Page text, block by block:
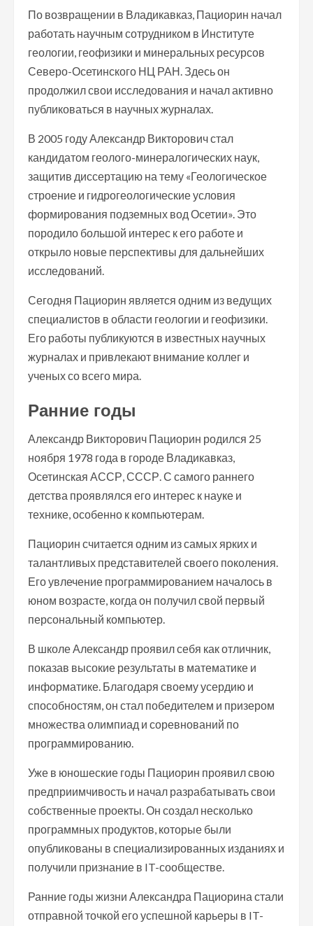
По возвращении в Владикавказ, Пациорин начал
работать научным сотрудником в Институте
геологии, геофизики и минеральных ресурсов
Северо-Осетинского НЦ РАН. Здесь он
продолжил свои исследования и начал активно
публиковаться в научных журналах.
В 2005 году Александр Викторович стал
кандидатом геолого-минералогических наук,
защитив диссертацию на тему «Геологическое
строение и гидрогеологические условия
формирования подземных вод Осетии». Это
породило большой интерес к его работе и
открыло новые перспективы для дальнейших
исследований.
Сегодня Пациорин является одним из ведущих
специалистов в области геологии и геофизики.
Его работы публикуются в известных научных
журналах и привлекают внимание коллег и
ученых со всего мира.
Ранние годы
Александр Викторович Пациорин родился 25
ноября 1978 года в городе Владикавказ,
Осетинская АССР, СССР. С самого раннего
детства проявлялся его интерес к науке и
технике, особенно к компьютерам.
Пациорин считается одним из самых ярких и
талантливых представителей своего поколения.
Его увлечение программированием началось в
юном возрасте, когда он получил свой первый
персональный компьютер.
В школе Александр проявил себя как отличник,
показав высокие результаты в математике и
информатике. Благодаря своему усердию и
способностям, он стал победителем и призером
множества олимпиад и соревнований по
программированию.
Уже в юношеские годы Пациорин проявил свою
предприимчивость и начал разрабатывать свои
собственные проекты. Он создал несколько
программных продуктов, которые были
опубликованы в специализированных изданиях и
получили признание в IT-сообществе.
Ранние годы жизни Александра Пациорина стали
отправной точкой его успешной карьеры в IT-